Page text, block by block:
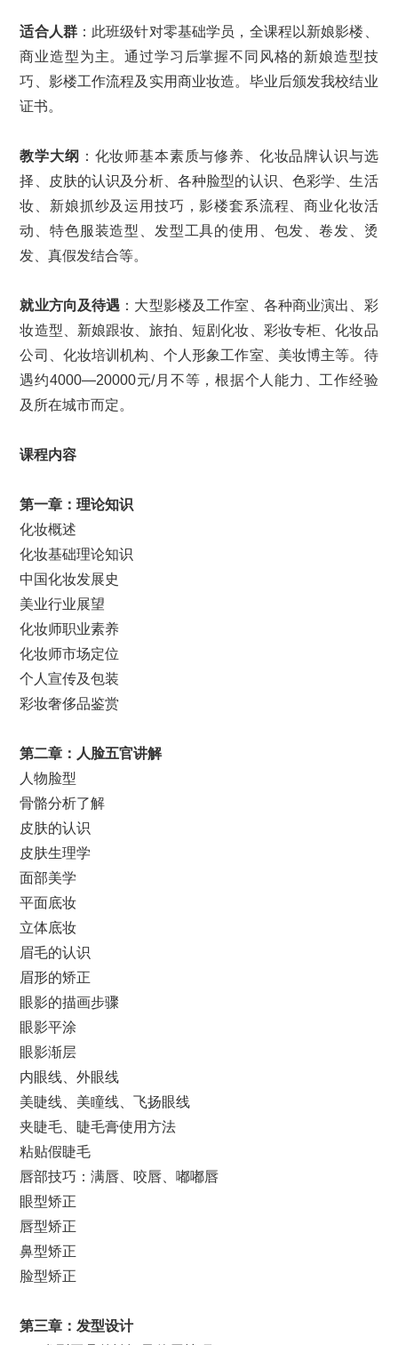
适合人群：此班级针对零基础学员，全课程以新娘影楼、
商业造型为主。通过学习后掌握不同风格的新娘造型技
巧、影楼工作流程及实用商业妆造。毕业后颁发我校结业
证书。
教学大纲 ：化妆师基本素质与修养、化妆品牌认识与选
择、皮肤的认识及分析、各种脸型的认识、色彩学、生活
妆、新娘抓纱及运用技巧，影楼套系流程、商业化妆活
动、特色服装造型、发型工具的使用、包发、卷发、烫
发、真假发结合等。
就业方向及待遇 ：大型影楼及工作室、各种商业演出、彩
妆造型、新娘跟妆、旅拍、短剧化妆、彩妆专柜、化妆品
公司、化妆培训机构、个人形象工作室、美妆博主等。待
遇约4000—20000元/月不等，根据个人能力、工作经验
及所在城市而定。
课程内容
第一章：理论知识
化妆概述
化妆基础理论知识
中国化妆发展史
美业行业展望
化妆师职业素养
化妆师市场定位
个人宣传及包装
彩妆奢侈品鉴赏
第二章： 人脸五官讲解
人物脸型
骨骼分析了解
皮肤的认识
皮肤生理学
面部美学
平面底妆
立体底妆
眉毛的认识
眉形的矫正
眼影的描画步骤
眼影平涂
眼影渐层
内眼线、外眼线
美睫线、美瞳线、飞扬眼线
夹睫毛、睫毛膏使用方法
粘贴假睫毛
唇部技巧：满唇、咬唇、嘟嘟唇
眼型矫正
唇型矫正
鼻型矫正
脸型矫正
第三章：发型设计